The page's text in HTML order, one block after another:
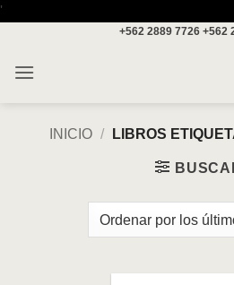
'
+562 2889 7726 +562
INICIO / LIBROS